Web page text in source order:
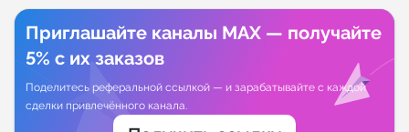
Приглашайте каналы MAX — получайте
5% с их заказов
Поделитесь реферальной ссылкой — и зарабатывайте с каждой
сделки привлечённого канала.